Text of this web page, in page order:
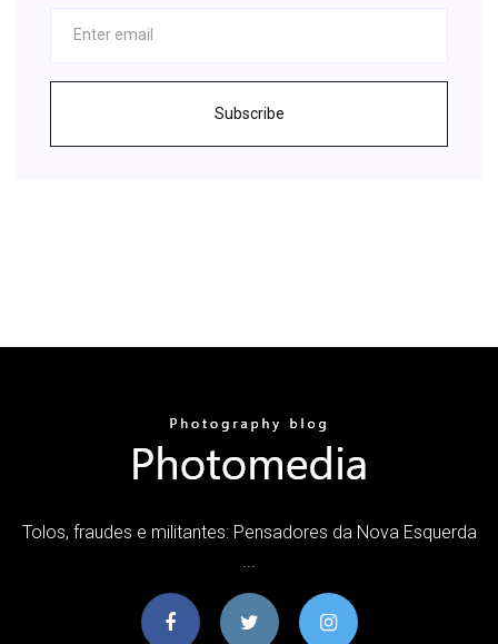
Subscribe
Tolos, fraudes e militantes: Pensadores da Nova Esquerda